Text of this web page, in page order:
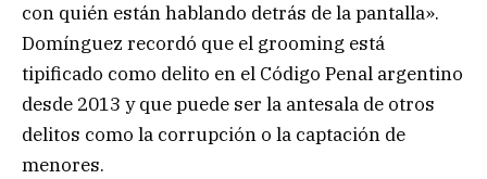
con quién están hablando detrás de la pantalla».
Domínguez recordó que el grooming está
tipificado como delito en el Código Penal argentino
desde 2013 y que puede ser la antesala de otros
delitos como la corrupción o la captación de
menores.